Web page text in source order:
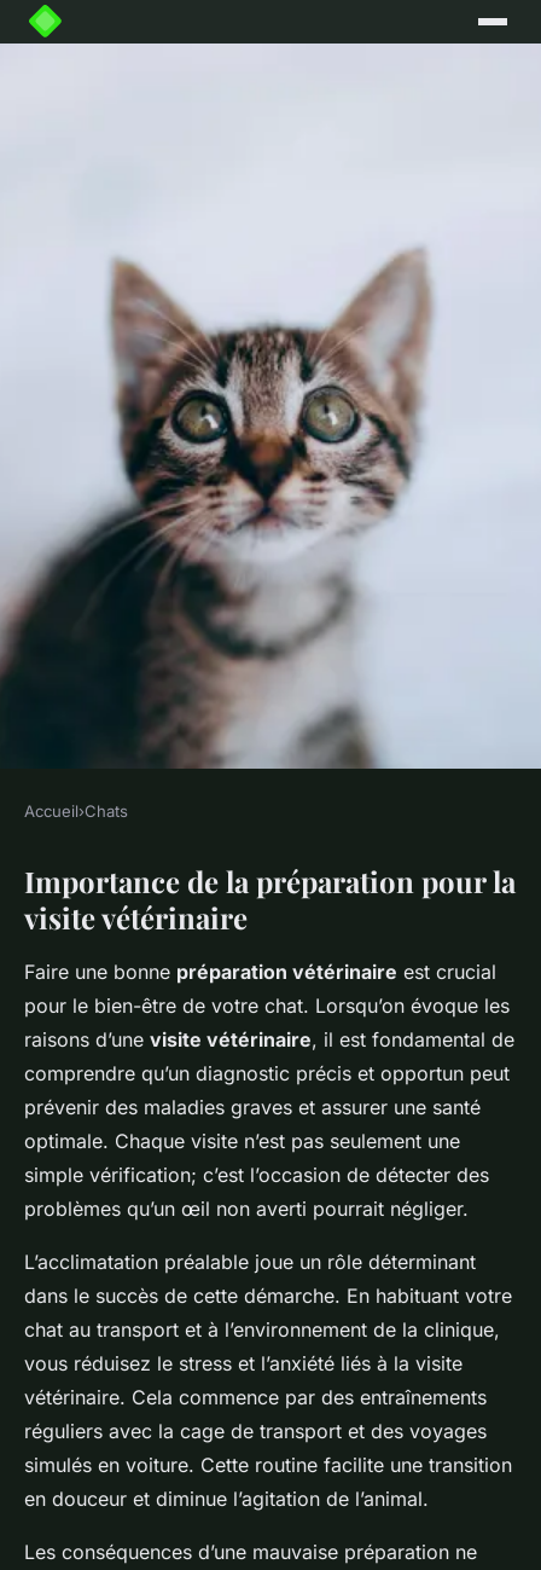
Comment préparer votre chat
à sa première visite chez le
vétérinaire ?
Inès 12 décembre 2024 • 6 min de lecture
Accueil›Chats
Importance de la préparation pour la
visite vétérinaire
Faire une bonne préparation vétérinaire est crucial
pour le bien-être de votre chat. Lorsqu’on évoque les
raisons d’une visite vétérinaire, il est fondamental de
comprendre qu’un diagnostic précis et opportun peut
prévenir des maladies graves et assurer une santé
optimale. Chaque visite n’est pas seulement une
simple vérification; c’est l’occasion de détecter des
problèmes qu’un œil non averti pourrait négliger.
L’acclimatation préalable joue un rôle déterminant
dans le succès de cette démarche. En habituant votre
chat au transport et à l’environnement de la clinique,
vous réduisez le stress et l’anxiété liés à la visite
vétérinaire. Cela commence par des entraînements
réguliers avec la cage de transport et des voyages
simulés en voiture. Cette routine facilite une transition
en douceur et diminue l’agitation de l’animal.
Les conséquences d’une mauvaise préparation ne